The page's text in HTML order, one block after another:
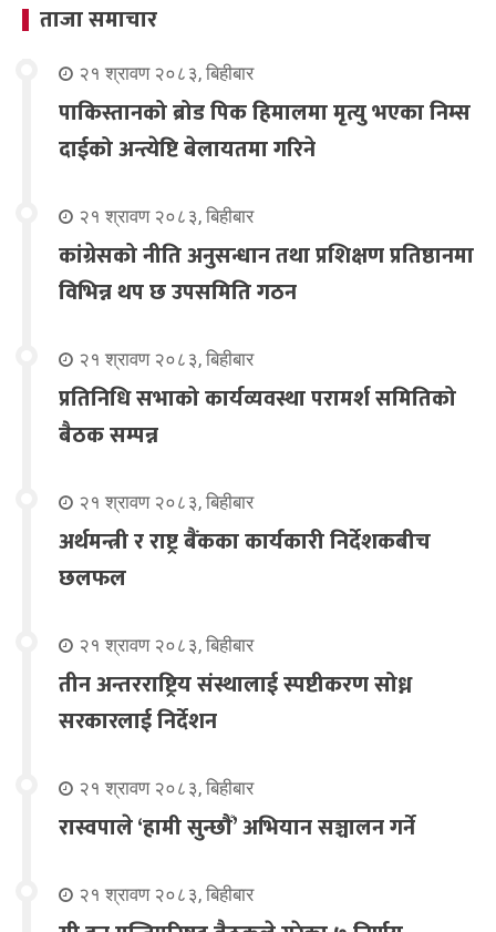
ताजा समाचार
२१ श्रावण २०८३, बिहीबार
पाकिस्तानको ब्रोड पिक हिमालमा मृत्यु भएका निम्स
दाईको अन्त्येष्टि बेलायतमा गरिने
२१ श्रावण २०८३, बिहीबार
कांग्रेसको नीति अनुसन्धान तथा प्रशिक्षण प्रतिष्ठानमा
विभिन्न थप छ उपसमिति गठन
२१ श्रावण २०८३, बिहीबार
प्रतिनिधि सभाको कार्यव्यवस्था परामर्श समितिको
बैठक सम्पन्न
२१ श्रावण २०८३, बिहीबार
अर्थमन्त्री र राष्ट्र बैंकका कार्यकारी निर्देशकबीच
छलफल
२१ श्रावण २०८३, बिहीबार
तीन अन्तरराष्ट्रिय संस्थालाई स्पष्टीकरण सोध्न
सरकारलाई निर्देशन
२१ श्रावण २०८३, बिहीबार
रास्वपाले ‘हामी सुन्छौँ’ अभियान सञ्चालन गर्ने
२१ श्रावण २०८३, बिहीबार